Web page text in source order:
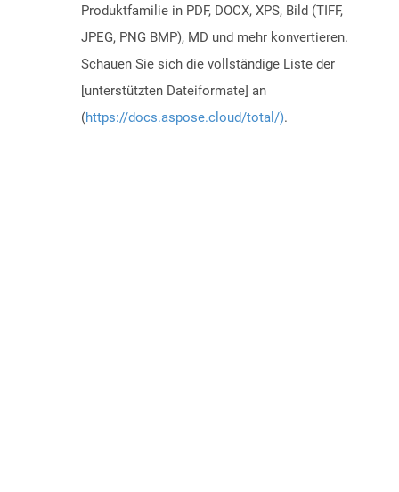
Produktfamilie in PDF, DOCX, XPS, Bild (TIFF,
JPEG, PNG BMP), MD und mehr konvertieren.
Schauen Sie sich die vollständige Liste der
[unterstützten Dateiformate] an
(https://docs.aspose.cloud/total/).